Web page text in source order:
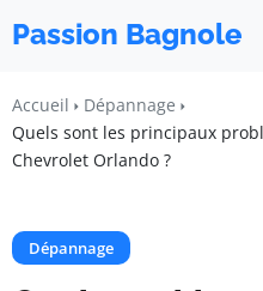
Passion Bagnole
Accueil
Dépannage
Quels sont les principaux
Chevrolet Orlando ?
Dépannage